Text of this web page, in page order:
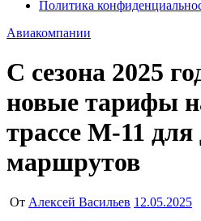
Политика
Авиакомпании
С сезона 2025
новые тарифы
трассе М-11
маршрутов
От Алексей Васильев 12.05.2025